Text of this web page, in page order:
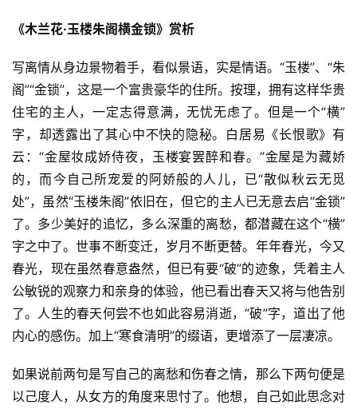
《木兰花·玉楼朱阁横金锁》赏析
写离情从身边景物着手，看似景语，实是情语。“玉楼”、“朱
阁”“金锁”，这是一个富贵豪华的住所。按理，拥有这样华贵
住宅的主人，一定志得意满，无忧无虑了。但是一个“横”
字，却透露出了其心中不快的隐秘。白居易《长恨歌》有
云：“金屋妆成娇侍夜，玉楼宴罢醉和春。”金屋是为藏娇
的，而今自己所宠爱的阿娇般的人儿，已“散似秋云无觅
处”，虽然“玉楼朱阁”依旧在，但它的主人已无意去启“金锁”
了。多少美好的追忆，多么深重的离愁，都潜藏在这个“横”
字之中了。世事不断变迁，岁月不断更替。年年春光，今又
春光，现在虽然春意盎然，但已有要“破”的迹象，凭着主人
公敏锐的观察力和亲身的体验，他已看出春天又将与他告别
了。人生的春天何尝不也如此容易消逝，“破”字，道出了他
内心的感伤。加上“寒食清明”的缀语，更增添了一层凄凉。
如果说前两句是写自己的离愁和伤春之情，那么下两句便是
以己度人，从女方的角度来思忖了。他想，自己如此思念对